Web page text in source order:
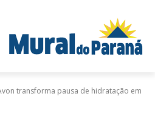
transforma pausa de hidratação em